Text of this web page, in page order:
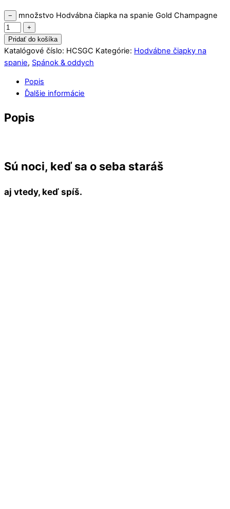
− množstvo Hodvábna čiapka na spanie Gold Champagne
+
Pridať do košíka
Katalógové číslo: HCSGC Kategórie: Hodvábne čiapky na
spanie, Spánok & oddych
Popis
Ďalšie informácie
Popis
Sú noci, keď sa o seba staráš
aj vtedy, keď spíš.